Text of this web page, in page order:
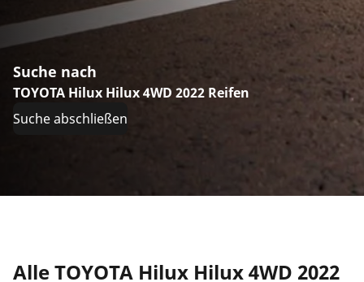
Suche nach
TOYOTA Hilux Hilux 4WD 2022 Reifen
Suche abschließen
Alle TOYOTA Hilux Hilux 4WD 2022